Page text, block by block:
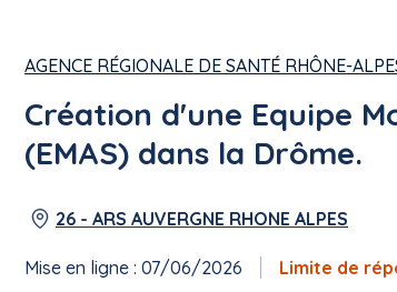
AGENCE RÉGIONALE DE SANTÉ RHÔNE-
Création d'une Equipe
(EMAS) dans la Drôme.
26 - ARS AUVERGNE RHONE ALPES
Mise en ligne : 07/06/2026 Limite de